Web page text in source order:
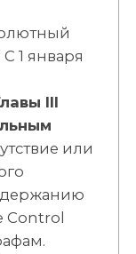
1 января
III
или
Control